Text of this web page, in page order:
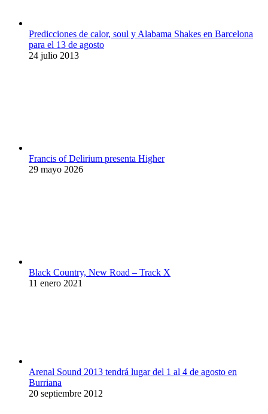
Predicciones de calor, soul y Alabama Shakes en Barcelona
para el 13 de agosto
24 julio 2013
Francis of Delirium presenta Higher
29 mayo 2026
Black Country, New Road – Track X
11 enero 2021
Arenal Sound 2013 tendrá lugar del 1 al 4 de agosto en
Burriana
20 septiembre 2012